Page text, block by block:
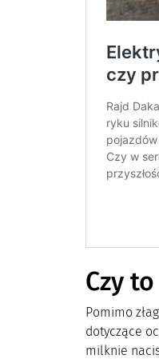
Czy
Pomimo
dotyczące
milknie